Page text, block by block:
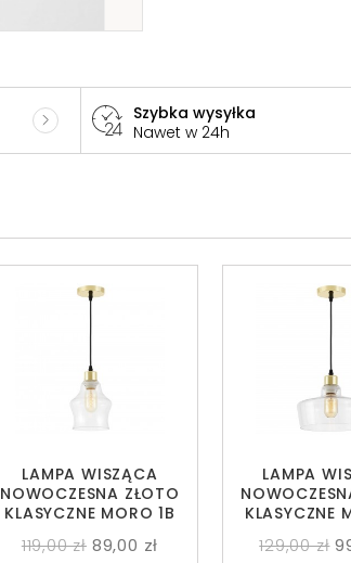
Szybka wysyłka
Nawet w 24h
LAMPA WISZĄCA
NOWOCZESNA ZŁOTO
KLASYCZNE MORO 1B
119,00 zł 89,00 zł
LAMPA
KLASYCZNE
129,00 zł